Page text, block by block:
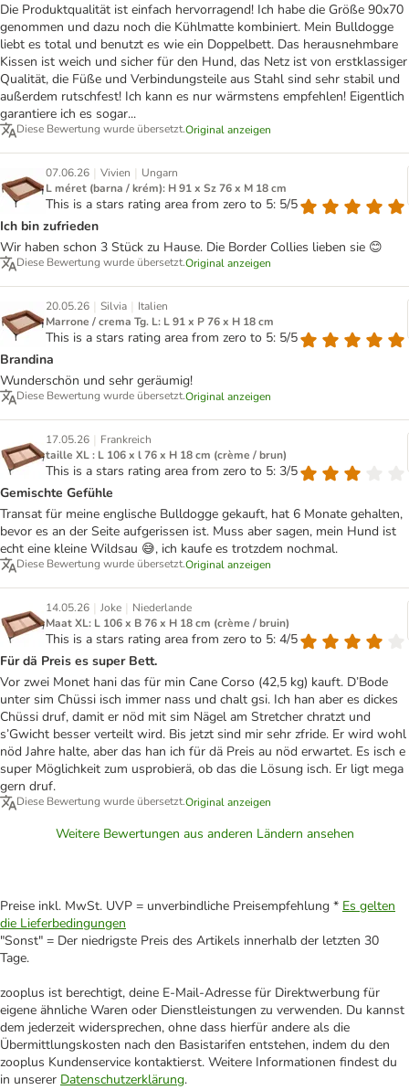
Die Produktqualität ist einfach hervorragend! Ich habe die Größe 90x70
genommen und dazu noch die Kühlmatte kombiniert. Mein Bulldogge
liebt es total und benutzt es wie ein Doppelbett. Das herausnehmbare
Kissen ist weich und sicher für den Hund, das Netz ist von erstklassiger
Qualität, die Füße und Verbindungsteile aus Stahl sind sehr stabil und
außerdem rutschfest! Ich kann es nur wärmstens empfehlen! Eigentlich
garantiere ich es sogar...
Diese Bewertung wurde übersetzt.Original anzeigen
07.06.26 | Vivien | Ungarn
L méret (barna / krém): H 91 x Sz 76 x M 18 cm
This is a stars rating area from zero to 5: 5/5
Ich bin zufrieden
Wir haben schon 3 Stück zu Hause. Die Border Collies lieben sie 😊
Diese Bewertung wurde übersetzt.Original anzeigen
20.05.26 | Silvia | Italien
Marrone / crema Tg. L: L 91 x P 76 x H 18 cm
This is a stars rating area from zero to 5: 5/5
Brandina
Wunderschön und sehr geräumig!
Diese Bewertung wurde übersetzt.Original anzeigen
17.05.26 | Frankreich
taille XL : L 106 x l 76 x H 18 cm (crème / brun)
This is a stars rating area from zero to 5: 3/5
Gemischte Gefühle
Transat für meine englische Bulldogge gekauft, hat 6 Monate gehalten,
bevor es an der Seite aufgerissen ist. Muss aber sagen, mein Hund ist
echt eine kleine Wildsau 😅, ich kaufe es trotzdem nochmal.
Diese Bewertung wurde übersetzt.Original anzeigen
14.05.26 | Joke | Niederlande
Maat XL: L 106 x B 76 x H 18 cm (crème / bruin)
This is a stars rating area from zero to 5: 4/5
Für dä Preis es super Bett.
Vor zwei Monet hani das für min Cane Corso (42,5 kg) kauft. D’Bode
unter sim Chüssi isch immer nass und chalt gsi. Ich han aber es dickes
Chüssi druf, damit er nöd mit sim Nägel am Stretcher chratzt und
s’Gwicht besser verteilt wird. Bis jetzt sind mir sehr zfride. Er wird wohl
nöd Jahre halte, aber das han ich für dä Preis au nöd erwartet. Es isch e
super Möglichkeit zum usprobierä, ob das die Lösung isch. Er ligt mega
gern druf.
Diese Bewertung wurde übersetzt.Original anzeigen
Weitere Bewertungen aus anderen Ländern ansehen
Preise inkl. MwSt. UVP = unverbindliche Preisempfehlung * Es gelten
die Lieferbedingungen
"Sonst" = Der niedrigste Preis des Artikels innerhalb der letzten 30
Tage.
zooplus ist berechtigt, deine E-Mail-Adresse für Direktwerbung für
eigene ähnliche Waren oder Dienstleistungen zu verwenden. Du kannst
dem jederzeit widersprechen, ohne dass hierfür andere als die
Übermittlungskosten nach den Basistarifen entstehen, indem du den
zooplus Kundenservice kontaktierst. Weitere Informationen findest du
in unserer Datenschutzerklärung.